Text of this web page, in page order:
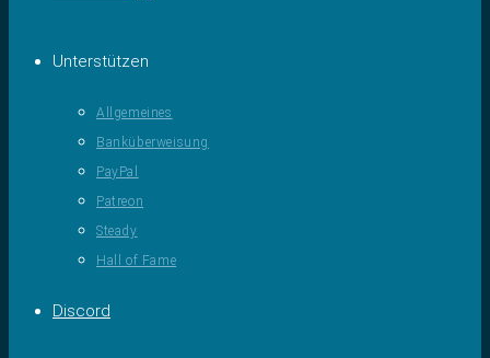
Unterstützen
Allgemeines
Banküberweisung
PayPal
Patreon
Steady
Hall of Fame
Discord